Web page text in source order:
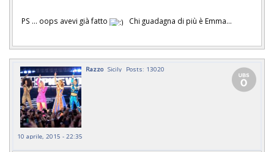
PS ... oops avevi già fatto Chi guadagna di più è Emma...
Razzo Sicily Posts: 13020
10 aprile, 2015 - 22:35